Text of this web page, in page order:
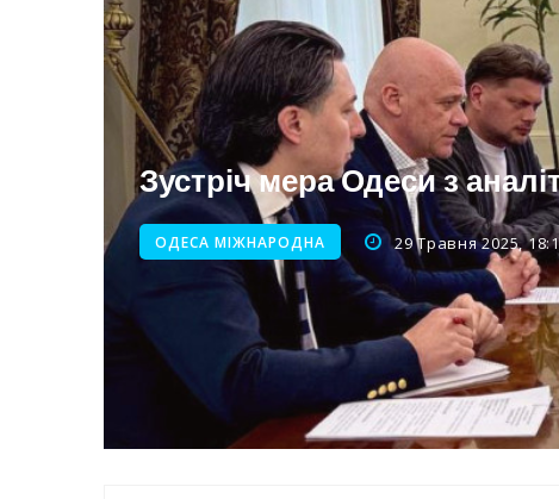
Новини з Зимової школи
Інтеграція ветеранів в
Нічна атака на Одесу:
Енергетична підтримка для
Зустріч мера Одеси з
ОДЕСА МІЖНАРОДНА 29 Травня 2025,